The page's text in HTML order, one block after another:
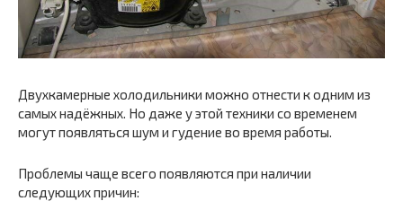
Двухкамерные холодильники можно отнести к одним из
самых надёжных. Но даже у этой техники со временем
могут появляться шум и гудение во время работы.
Проблемы чаще всего появляются при наличии
следующих причин: